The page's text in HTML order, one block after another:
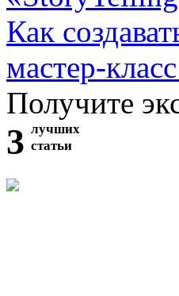
Как
мастер-
Получите
3 лучших
статьи